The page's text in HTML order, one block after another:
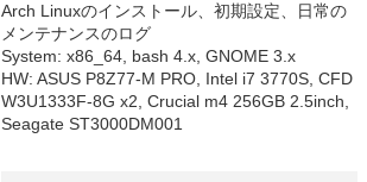
Arch Linuxのインストール、初期設定、日常の
メンテナンスのログ
System: x86_64, bash 4.x, GNOME 3.x
HW: ASUS P8Z77-M PRO, Intel i7 3770S, CFD
W3U1333F-8G x2, Crucial m4 256GB 2.5inch,
Seagate ST3000DM001